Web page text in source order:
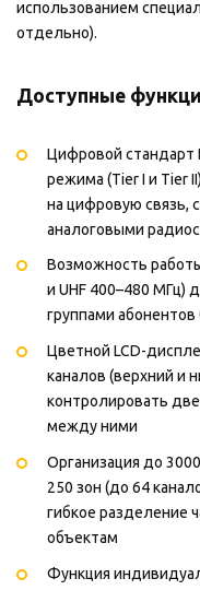
использованием
отдельно).
Доступные
Цифровой стандарт
режима (Tier I и Tier
на цифровую связь,
аналоговыми
Возможность
и UHF 400–480 МГц)
группами
Цветной LCD-
каналов (верхний и
контролировать
между ними
Организация до
250 зон (до 64
гибкое разделение
объектам
Функция